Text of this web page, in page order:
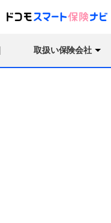
取扱い保険会社